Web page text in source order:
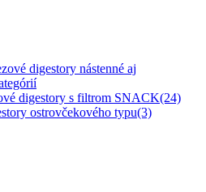
digestory nástenné aj
digestory s filtrom SNACK(24)
ostrovčekového typu(3)